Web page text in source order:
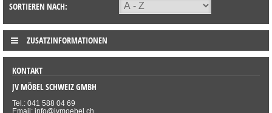
SORTIEREN NACH:
ZUSATZINFORMATIONEN
KONTAKT
JV MÖBEL SCHWEIZ GMBH
Tel.: 041 588 04 69
Email: info@jvmoebel.ch